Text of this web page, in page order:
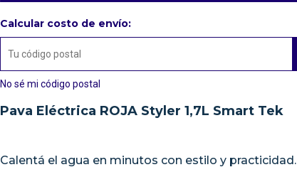
Calcular costo de envío:
No sé mi código postal
Pava Eléctrica ROJA Styler 1,7L Smart Tek
Calentá el agua en minutos con estilo y practicidad.